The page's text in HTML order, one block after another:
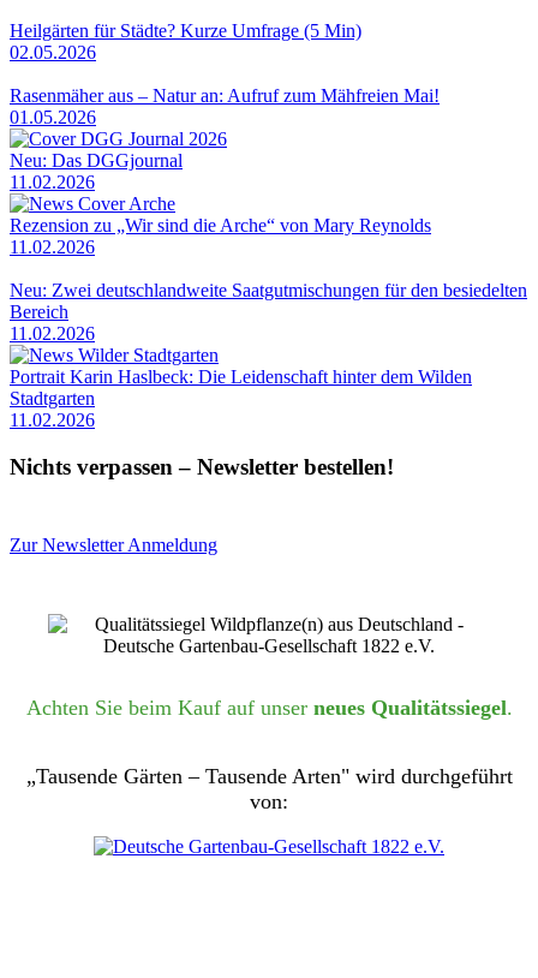
Heilgärten für Städte? Kurze Umfrage (5 Min)
02.05.2026
Rasenmäher aus – Natur an: Aufruf zum Mähfreien Mai!
01.05.2026
Neu: Das DGGjournal
11.02.2026
Rezension zu „Wir sind die Arche“ von Mary Reynolds
11.02.2026
Neu: Zwei deutschlandweite Saatgutmischungen für den besiedelten
Bereich
11.02.2026
Portrait Karin Haslbeck: Die Leidenschaft hinter dem Wilden
Stadtgarten
11.02.2026
Nichts verpassen – Newsletter bestellen!
Zur Newsletter Anmeldung
Achten Sie beim Kauf auf unser neues Qualitätssiegel.
„Tausende Gärten – Tausende Arten" wird durchgeführt
von: